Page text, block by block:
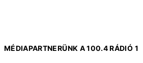
MÉDIAPARTNERÜNK A 100.4 RÁDIÓ 1